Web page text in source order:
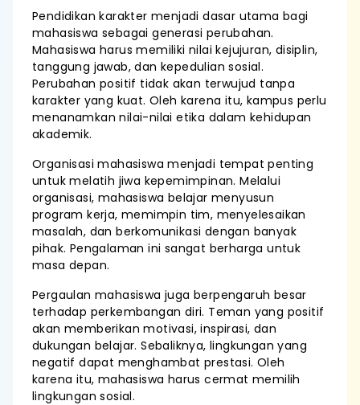
Pendidikan karakter menjadi dasar utama bagi
mahasiswa sebagai generasi perubahan.
Mahasiswa harus memiliki nilai kejujuran, disiplin,
tanggung jawab, dan kepedulian sosial.
Perubahan positif tidak akan terwujud tanpa
karakter yang kuat. Oleh karena itu, kampus perlu
menanamkan nilai-nilai etika dalam kehidupan
akademik.
Organisasi mahasiswa menjadi tempat penting
untuk melatih jiwa kepemimpinan. Melalui
organisasi, mahasiswa belajar menyusun
program kerja, memimpin tim, menyelesaikan
masalah, dan berkomunikasi dengan banyak
pihak. Pengalaman ini sangat berharga untuk
masa depan.
Pergaulan mahasiswa juga berpengaruh besar
terhadap perkembangan diri. Teman yang positif
akan memberikan motivasi, inspirasi, dan
dukungan belajar. Sebaliknya, lingkungan yang
negatif dapat menghambat prestasi. Oleh
karena itu, mahasiswa harus cermat memilih
lingkungan sosial.